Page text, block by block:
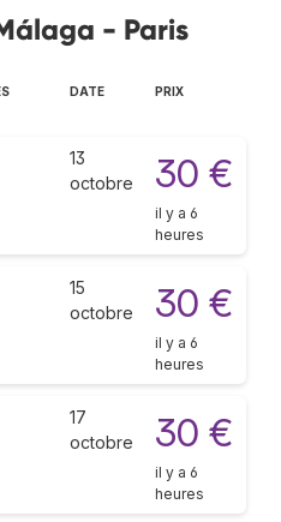
- Paris
DATE PRIX
13
octobre
30 €
il y a 6
heures
15
octobre
30 €
il y a 6
heures
17
octobre
30 €
il y a 6
heures